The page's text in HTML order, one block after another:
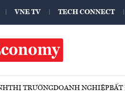
VNE TV TECH CONNECT
THỊ TRƯỜNGDOANH NGHIỆPBẤT